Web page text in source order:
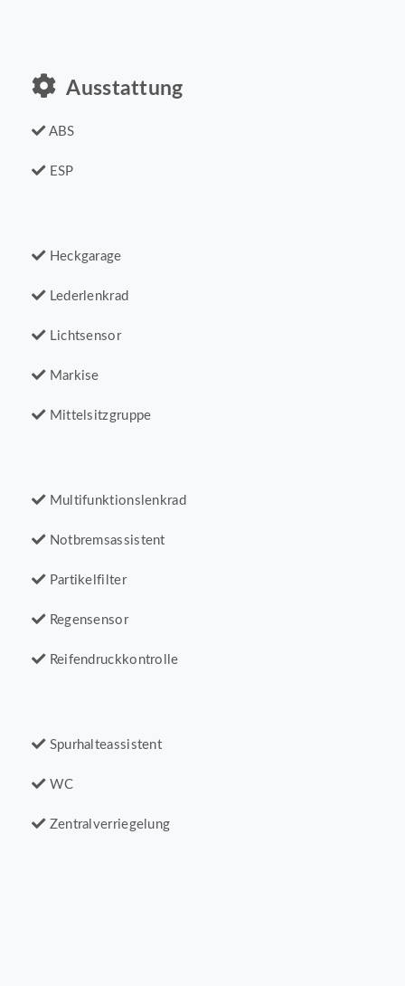
Ausstattung
ABS
ESP
Heckgarage
Lederlenkrad
Lichtsensor
Markise
Mittelsitzgruppe
Multifunktionslenkrad
Notbremsassistent
Partikelfilter
Regensensor
Reifendruckkontrolle
Spurhalteassistent
WC
Zentralverriegelung